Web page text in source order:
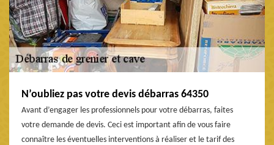
N’oubliez pas votre devis débarras 64350
Avant d’engager les professionnels pour votre débarras, faites
votre demande de devis. Ceci est important afin de vous faire
connaître les éventuelles interventions à réaliser et le tarif des